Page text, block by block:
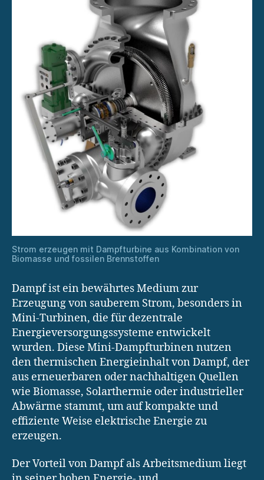
Strom erzeugen mit Dampfturbine aus Kombination von
Biomasse und fossilen Brennstoffen
Dampf ist ein bewährtes Medium zur
Erzeugung von sauberem Strom, besonders in
Mini-Turbinen, die für dezentrale
Energieversorgungssysteme entwickelt
wurden. Diese Mini-Dampfturbinen nutzen
den thermischen Energieinhalt von Dampf, der
aus erneuerbaren oder nachhaltigen Quellen
wie Biomasse, Solarthermie oder industrieller
Abwärme stammt, um auf kompakte und
effiziente Weise elektrische Energie zu
erzeugen.
Der Vorteil von Dampf als Arbeitsmedium liegt